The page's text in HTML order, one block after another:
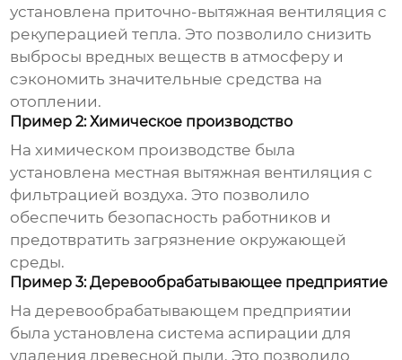
установлена приточно-вытяжная вентиляция с
рекуперацией тепла. Это позволило снизить
выбросы вредных веществ в атмосферу и
сэкономить значительные средства на
отоплении.
Пример 2: Химическое производство
На химическом производстве была
установлена местная вытяжная вентиляция с
фильтрацией воздуха. Это позволило
обеспечить безопасность работников и
предотвратить загрязнение окружающей
среды.
Пример 3: Деревообрабатывающее предприятие
На деревообрабатывающем предприятии
была установлена система аспирации для
удаления древесной пыли. Это позволило